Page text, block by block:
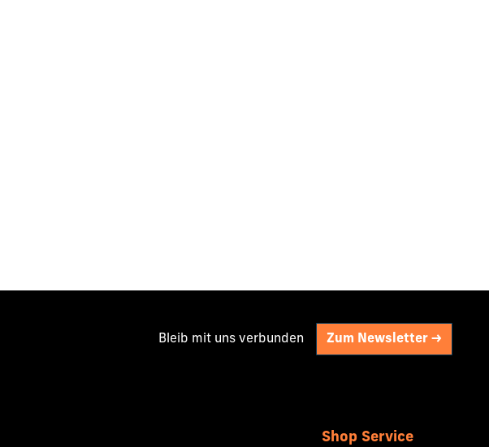
Bleib mit uns verbunden Zum Newsletter ->
Shop Service